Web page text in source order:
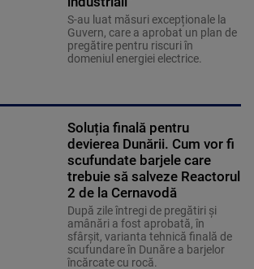
S-au luat măsuri excepționale la
Guvern, care a aprobat un plan de
pregătire pentru riscuri în
domeniul energiei electrice.
Soluția finală pentru
devierea Dunării. Cum vor fi
scufundate barjele care
trebuie să salveze Reactorul
2 de la Cernavodă
După zile întregi de pregătiri și
amânări a fost aprobată, în
sfârșit, varianta tehnică finală de
scufundare în Dunăre a barjelor
încărcate cu rocă.